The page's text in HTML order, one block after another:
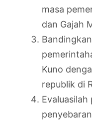
masa
dan Gajah
Kuno
republik di
Evaluasilah